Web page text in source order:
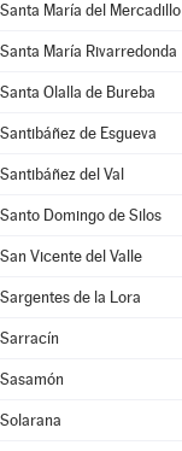
Santa María del Mercadillo
Santa María Rivarredonda
Santa Olalla de Bureba
Santibáñez de Esgueva
Santibáñez del Val
Santo Domingo de Silos
San Vicente del Valle
Sargentes de la Lora
Sarracín
Sasamón
Solarana